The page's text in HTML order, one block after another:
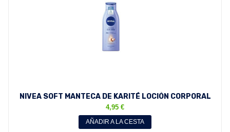
NIVEA SOFT MANTECA DE KARITÉ LOCIÓN CORPORAL
400 ML
4,95 €
AÑADIR A LA CESTA